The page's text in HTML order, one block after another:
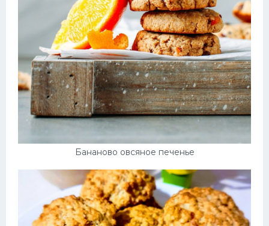
Бананово овсяное печенье